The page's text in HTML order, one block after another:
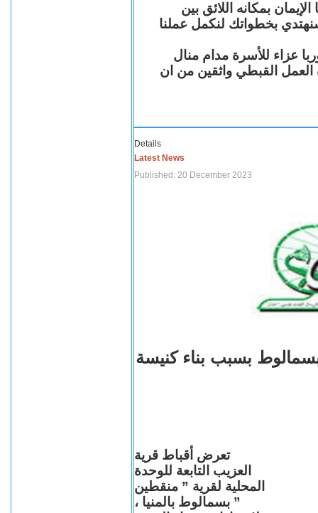
بمكانه اللائق بين
بخطواتك لنكمل عملنا
عزاء للأسرة مدام منال
العمل القبطي واثقين من ان
Details
Latest News
Published: 20 December 2023
بسبب بناء كنيسة
تعرض أقباط قرية
العزيب التابعة للوحدة
المحلية لقرية ” منقطين
” بسمالوط بالمنيا ،